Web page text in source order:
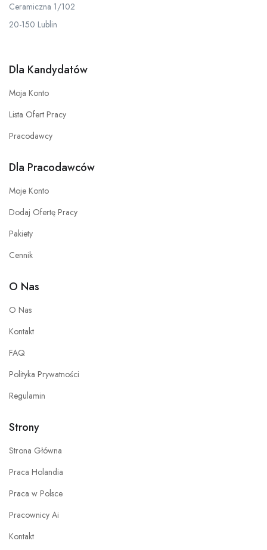
Ceramiczna 1/102
20-150 Lublin
Dla Kandydatów
Moja Konto
Lista Ofert Pracy
Pracodawcy
Dla Pracodawców
Moje Konto
Dodaj Ofertę Pracy
Pakiety
Cennik
O Nas
O Nas
Kontakt
FAQ
Polityka Prywatności
Regulamin
Strony
Strona Główna
Praca Holandia
Praca w Polsce
Pracownicy Ai
Kontakt